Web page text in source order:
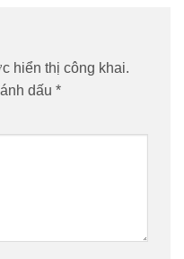
hiển thị công khai.
dấu *